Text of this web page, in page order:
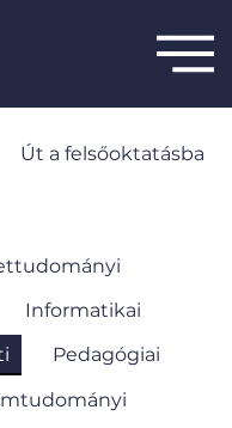
Út a felsőoktatásba
Informatikai
Pedagógiai